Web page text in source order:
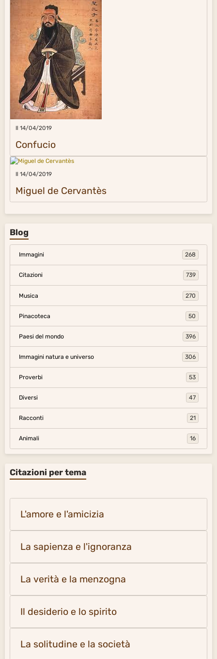
Il 14/04/2019
Confucio
Il 14/04/2019
Miguel de Cervantès
Blog
Immagini 268
Citazioni 739
Musica 270
Pinacoteca 50
Paesi del mondo 396
Immagini natura e universo 306
Proverbi 53
Diversi 47
Racconti 21
Animali 16
Citazioni per tema
L'amore e l'amicizia
La sapienza e l'ignoranza
La verità e la menzogna
Il desiderio e lo spirito
La solitudine e la società